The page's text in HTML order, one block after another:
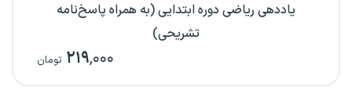
یاددهی ریاضی دوره ابتدایی (به همراه پاسخ‌نامه
تشریحی)
۲۱۹,۰۰۰ تومان